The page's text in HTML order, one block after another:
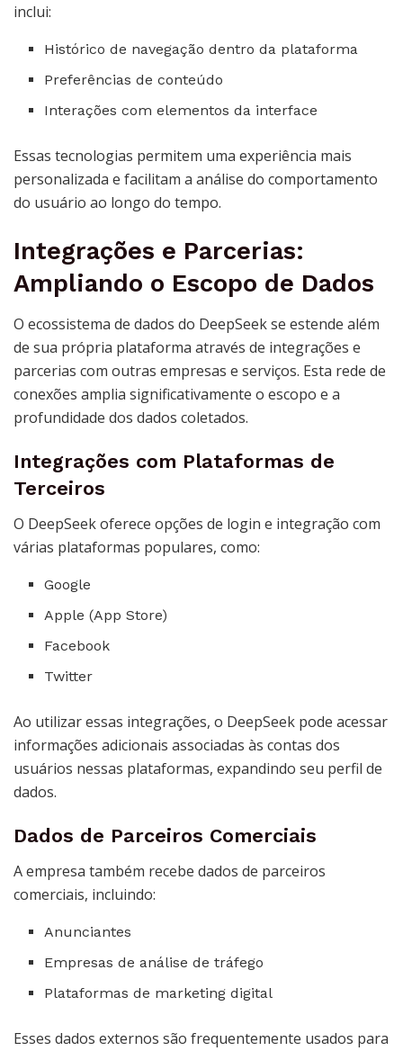
inclui:
Histórico de navegação dentro da plataforma
Preferências de conteúdo
Interações com elementos da interface
Essas tecnologias permitem uma experiência mais
personalizada e facilitam a análise do comportamento
do usuário ao longo do tempo.
Integrações e Parcerias:
Ampliando o Escopo de Dados
O ecossistema de dados do DeepSeek se estende além
de sua própria plataforma através de integrações e
parcerias com outras empresas e serviços. Esta rede de
conexões amplia significativamente o escopo e a
profundidade dos dados coletados.
Integrações com Plataformas de
Terceiros
O DeepSeek oferece opções de login e integração com
várias plataformas populares, como:
Google
Apple (App Store)
Facebook
Twitter
Ao utilizar essas integrações, o DeepSeek pode acessar
informações adicionais associadas às contas dos
usuários nessas plataformas, expandindo seu perfil de
dados.
Dados de Parceiros Comerciais
A empresa também recebe dados de parceiros
comerciais, incluindo:
Anunciantes
Empresas de análise de tráfego
Plataformas de marketing digital
Esses dados externos são frequentemente usados para